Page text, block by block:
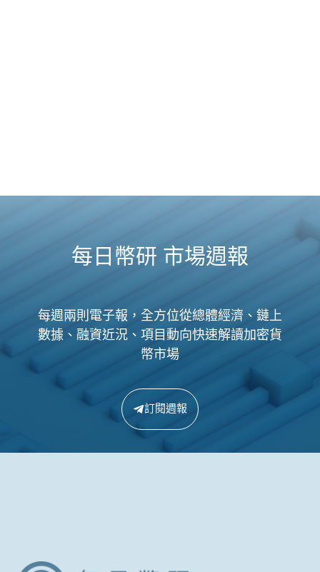
每日幣研 市場週報
每週兩則電子報，全方位從總體經濟、鏈上
數據、融資近況、項目動向快速解讀加密貨
幣市場
訂閱週報